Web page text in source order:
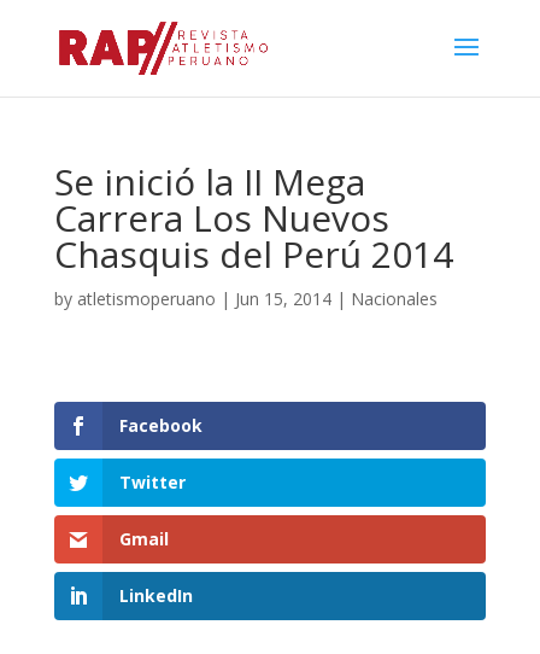
Se inició la II Mega
Carrera Los Nuevos
Chasquis del Perú 2014
by atletismoperuano | Jun 15, 2014| Nacionales
Facebook
Twitter
Gmail
LinkedIn